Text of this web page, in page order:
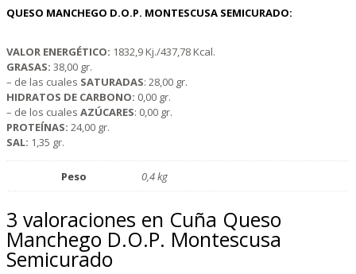
QUESO MANCHEGO D.O.P. MONTESCUSA SEMICURADO:
VALOR ENERGÉTICO: 1832,9 Kj./437,78 Kcal.
GRASAS: 38,00 gr.
– de las cuales SATURADAS: 28,00 gr.
HIDRATOS DE CARBONO: 0,00 gr.
– de los cuales AZÚCARES: 0,00 gr.
PROTEÍNAS: 24,00 gr.
SAL: 1,35 gr.
Peso 0,4 kg
3 valoraciones en Cuña Queso
Manchego D.O.P. Montescusa
Semicurado